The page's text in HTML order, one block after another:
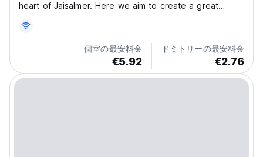
heart of Jaisalmer. Here we aim to create a great
same-sex or mixed dormitory style rooms, to private
double and family sized rooms. Enjoy our rooftop...
個室の最安料金
€5.92
ドミトリーの最安料金
€2.76